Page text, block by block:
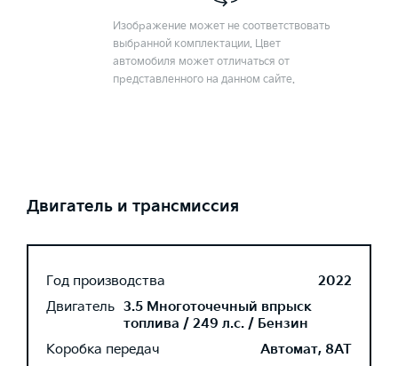
Изображение может не соответствовать
выбранной комплектации. Цвет
автомобиля может отличаться от
представленного на данном сайте.
Двигатель и трансмиссия
Год производства
2022
Двигатель 3.5 Многоточечный впрыск
топлива / 249 л.с. / Бензин
Коробка передач
Автомат, 8AT